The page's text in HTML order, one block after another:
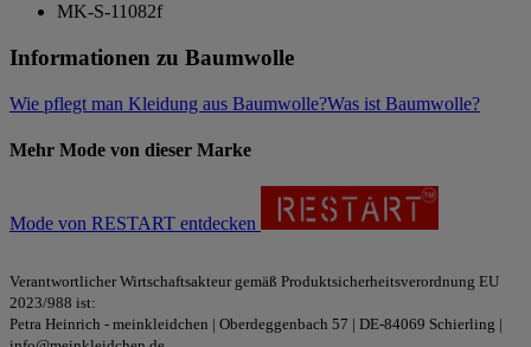
MK-S-11082f
Informationen zu Baumwolle
Wie pflegt man Kleidung aus Baumwolle?Was ist Baumwolle?
Mehr Mode von dieser Marke
Mode von RESTART entdecken
Verantwortlicher Wirtschaftsakteur gemäß Produktsicherheitsverordnung EU
2023/988 ist:
Petra Heinrich - meinkleidchen | Oberdeggenbach 57 | DE-84069 Schierling |